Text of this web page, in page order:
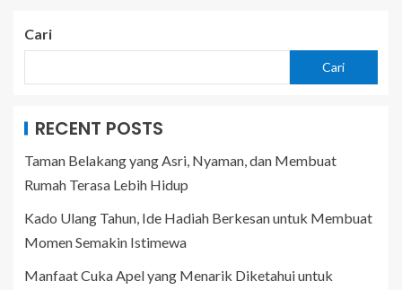
Cari
Cari
RECENT POSTS
Taman Belakang yang Asri, Nyaman, dan Membuat
Rumah Terasa Lebih Hidup
Kado Ulang Tahun, Ide Hadiah Berkesan untuk Membuat
Momen Semakin Istimewa
Manfaat Cuka Apel yang Menarik Diketahui untuk